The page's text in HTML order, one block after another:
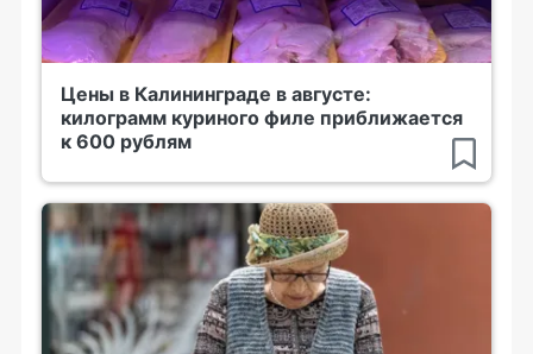
Цены в Калининграде в августе:
килограмм куриного филе приближается
к 600 рублям